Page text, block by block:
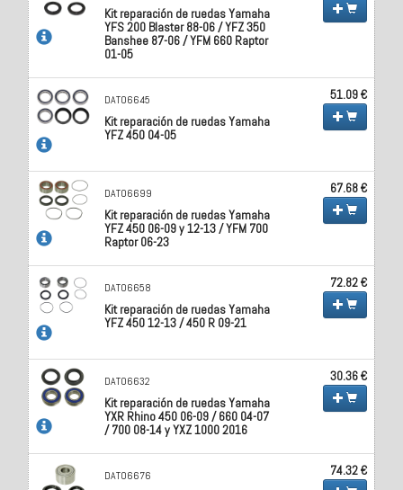
Kit reparación de ruedas Yamaha
YFS 200 Blaster 88-06 / YFZ 350
Banshee 87-06 / YFM 660 Raptor
01-05
DAT06645
Kit reparación de ruedas Yamaha
YFZ 450 04-05
51.09 €
DAT06699
Kit reparación de ruedas Yamaha
YFZ 450 06-09 y 12-13 / YFM 700
Raptor 06-23
67.68 €
DAT06658
Kit reparación de ruedas Yamaha
YFZ 450 12-13 / 450 R 09-21
72.82 €
DAT06632
Kit reparación de ruedas Yamaha
YXR Rhino 450 06-09 / 660 04-07
/ 700 08-14 y YXZ 1000 2016
30.36 €
DAT06676 74.32 €